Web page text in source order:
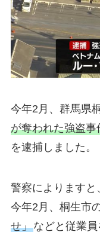
今年2月、群馬県
が奪われた強盗事
を逮捕しました。
警察によりますと
今年2月、桐生市
せ」などと従業員